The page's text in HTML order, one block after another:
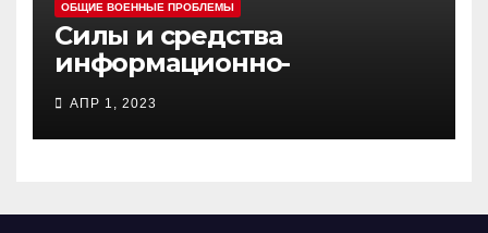
ОБЩИЕ ВОЕННЫЕ ПРОБЛЕМЫ
Силы и средства
информационно-
психологических операций
вооруженных сил Украины
АПР 1, 2023